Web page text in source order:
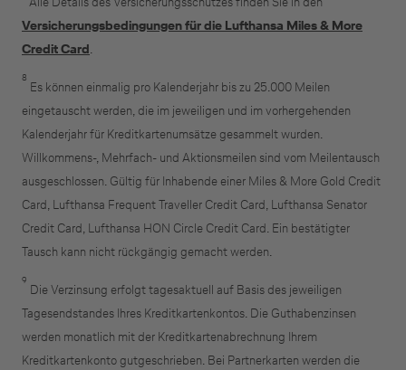
Versicherungsbedingungen für die Lufthansa Miles & More
Credit Card.
8
Es können einmalig pro Kalenderjahr bis zu 25.000 Meilen
eingetauscht werden, die im jeweiligen und im vorhergehenden
Kalenderjahr für Kreditkartenumsätze gesammelt wurden.
Willkommens-, Mehrfach- und Aktionsmeilen sind vom Meilentausch
ausgeschlossen. Gültig für Inhabende einer Miles & More Gold Credit
Card, Lufthansa Frequent Traveller Credit Card, Lufthansa Senator
Credit Card, Lufthansa HON Circle Credit Card. Ein bestätigter
Tausch kann nicht rückgängig gemacht werden.
9
Die Verzinsung erfolgt tagesaktuell auf Basis des jeweiligen
Tagesendstandes Ihres Kreditkartenkontos. Die Guthabenzinsen
werden monatlich mit der Kreditkartenabrechnung Ihrem
Kreditkartenkonto gutgeschrieben. Bei Partnerkarten werden die